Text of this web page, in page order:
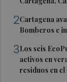
2Cartagena
Bomberos e
3Los seis
activos en
residuos en